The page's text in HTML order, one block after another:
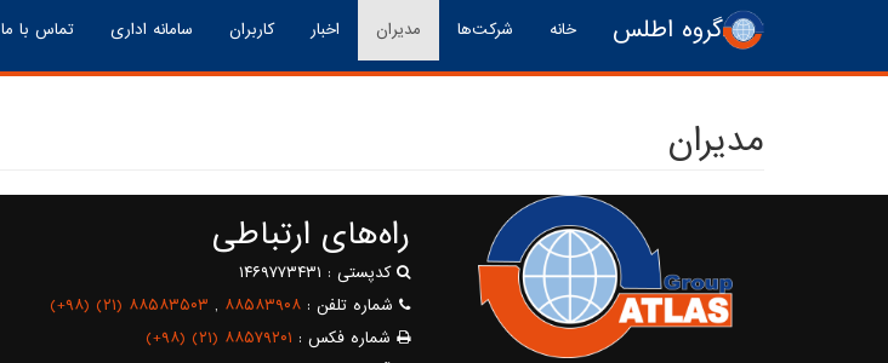
رفتن به محتوای اصلی
گروه اطلس خانه شرکت‌ها مدیران اخبار کاربران سامانه اداری تماس با ما
مدیران
راه‌های ارتباطی
کدپستی : ۱۴۶۹۷۷۳۴۳۱
شماره تلفن :
(+۹۸) (۲۱) ۸۸۵۸۳۵۰۳ , ۸۸۵۸۳۹۰۸
شماره فکس : (+۹۸) (۲۱) ۸۸۵۷۹۲۰۱